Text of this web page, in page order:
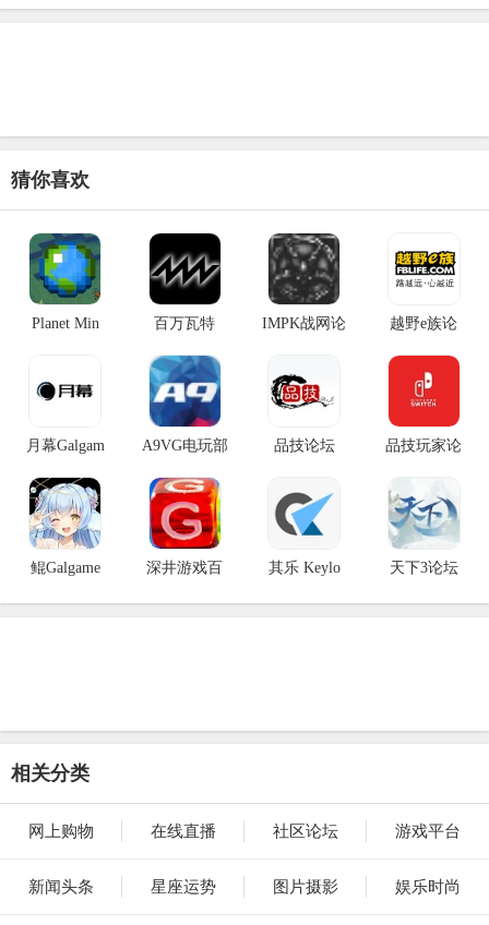
猜你喜欢
Planet Min 百万瓦特 IMPK战网论 越野e族论
月幕Galgam A9VG电玩部 品技论坛 品技玩家论
鲲Galgame 深井游戏百 其乐 Keylo 天下3论坛
相关分类
网上购物 在线直播 社区论坛 游戏平台
新闻头条 星座运势 图片摄影 娱乐时尚